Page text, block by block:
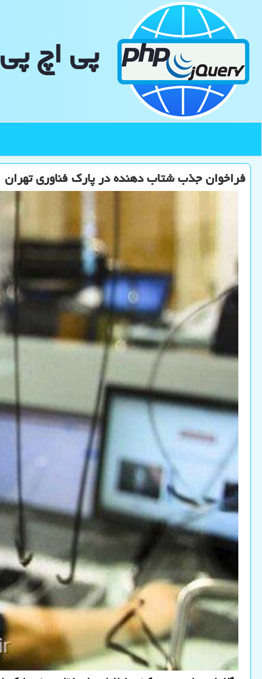
پی اچ
فراخوان جذب شتاب دهنده در پارك فناوری تهران